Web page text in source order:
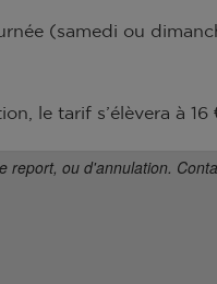
(samedi ou
le tarif s’élèvera à 16
report, ou d'annulation.